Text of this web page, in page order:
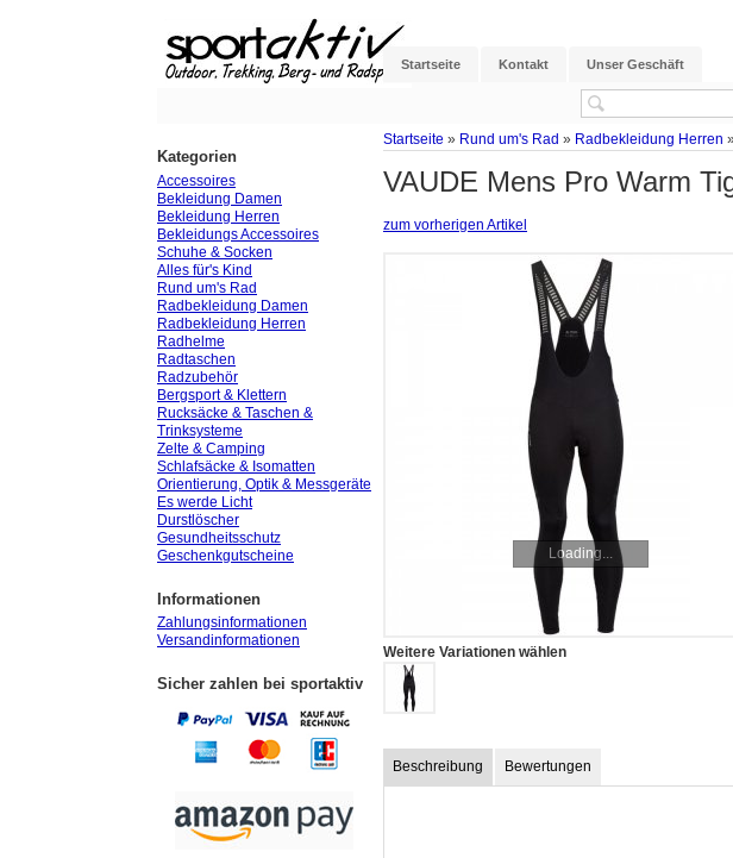
Startseite Kontakt Unser Geschäft
Startseite » Rund um's Rad » Radbekleidung Herren
VAUDE Mens Pro Warm
zum vorherigen Artikel
Loading...
Weitere Variationen wählen
Beschreibung Bewertungen
Kategorien
Accessoires
Bekleidung Damen
Bekleidung Herren
Bekleidungs Accessoires
Schuhe & Socken
Alles für's Kind
Rund um's Rad
Radbekleidung Damen
Radbekleidung Herren
Radhelme
Radtaschen
Radzubehör
Bergsport & Klettern
Rucksäcke & Taschen &
Trinksysteme
Zelte & Camping
Schlafsäcke & Isomatten
Orientierung, Optik & Messgeräte
Es werde Licht
Durstlöscher
Gesundheitsschutz
Geschenkgutscheine
Informationen
Zahlungsinformationen
Versandinformationen
Sicher zahlen bei sportaktiv